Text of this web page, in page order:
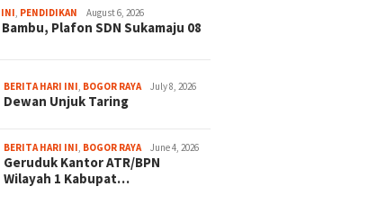
INI PENDIDIKAN August 6, 2026
Plafon SDN Sukamaju 08
BERITA HARI INI BOGOR RAYA July 8, 2026
Dewan Unjuk Taring
BERITA HARI INI BOGOR RAYA June 4, 2026
Geruduk Kantor ATR/BPN
Wilayah 1 Kabupat…